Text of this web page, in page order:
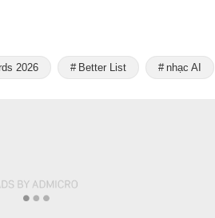
2026 Better List nhạc AI